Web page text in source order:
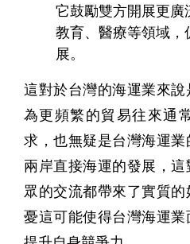
它鼓勵雙方開展更廣
教育、醫療等領域，
展。
這對於台灣的海運業來
為更頻繁的貿易往來通
求，也無疑是台灣海運
兩岸直接海運的發展，
眾的交流都帶來了實質
憂這可能使得台灣海運